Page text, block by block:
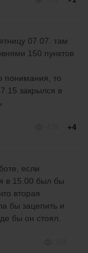
07 07. там
150 пунктов
понимания, то
закрылся в
+4
если
в 15.00 был бы
вторая
бы зацепить и
бы он стоял.